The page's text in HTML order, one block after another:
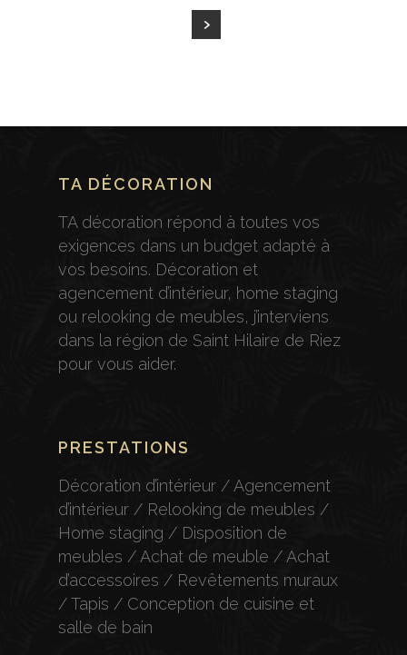
TA DÉCORATION
TA décoration répond à toutes vos
exigences dans un budget adapté à
vos besoins. Décoration et
agencement d’intérieur, home staging
ou relooking de meubles, j’interviens
dans la région de Saint Hilaire de Riez
pour vous aider.
PRESTATIONS
Décoration d’intérieur / Agencement
d’intérieur / Relooking de meubles /
Home staging / Disposition de
meubles / Achat de meuble / Achat
d’accessoires / Revêtements muraux
/ Tapis / Conception de cuisine et
salle de bain